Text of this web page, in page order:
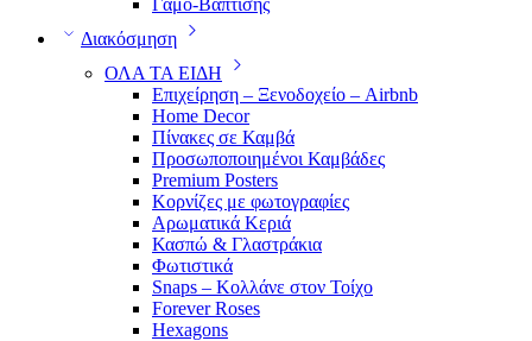
Διακόσμηση
ΟΛΑ ΤΑ ΕΙΔΗ
Επιχείρηση – Ξενοδοχείο – Airbnb
Home Decor
Πίνακες σε Καμβά
Προσωποποιημένοι Καμβάδες
Premium Posters
Κορνίζες με φωτογραφίες
Αρωματικά Κεριά
Κασπώ & Γλαστράκια
Φωτιστικά
Snaps – Κολλάνε στον Τοίχο
Forever Roses
Hexagons